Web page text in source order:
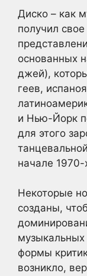
Диско – как
получил
основанных
джей),
геев,
и Нью-Йорк
для этого
начале 1970-
Некоторые
созданы,
формы
возникло,